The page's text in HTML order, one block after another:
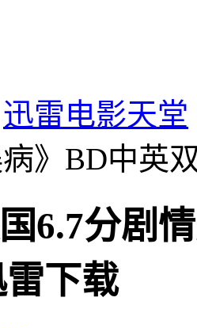
迅雷电影天堂
》BD中英
6.7分剧
下载